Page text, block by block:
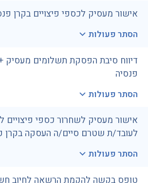
אישור מעסיק לכספי פיצויים בקרן
הסתר פעולות
דיווח סיבת הפסקת תשלומים מעסיק
פנסיה
הסתר פעולות
אישור מעסיק לשחרור כספי פיצויים
לעובד/ת שטרם סיים/ה העסקה בקרן
הסתר פעולות
טופס בקשה להקמת הרשאה לחיוב